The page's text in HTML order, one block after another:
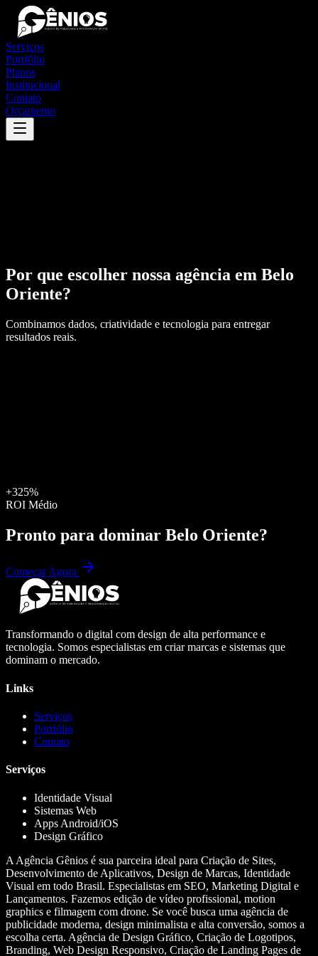
Serviços
Portfólio
Planos
Institucional
Contato
Orçamento
Por que escolher nossa agência em Belo
Oriente?
Combinamos dados, criatividade e tecnologia para entregar
resultados reais.
+325%
ROI Médio
Pronto para dominar Belo Oriente?
Começar Agora
Transformando o digital com design de alta performance e
tecnologia. Somos especialistas em criar marcas e sistemas que
dominam o mercado.
Links
Serviços
Portfólio
Contato
Serviços
Identidade Visual
Sistemas Web
Apps Android/iOS
Design Gráfico
A Agência Gênios é sua parceira ideal para Criação de Sites,
Desenvolvimento de Aplicativos, Design de Marcas, Identidade
Visual em todo Brasil. Especialistas em SEO, Marketing Digital e
Lançamentos. Fazemos edição de vídeo profissional, motion
graphics e filmagem com drone. Se você busca uma agência de
publicidade moderna, design minimalista e alta conversão, somos a
escolha certa. Agência de Design Gráfico, Criação de Logotipos,
Branding, Web Design Responsivo, Criação de Landing Pages de